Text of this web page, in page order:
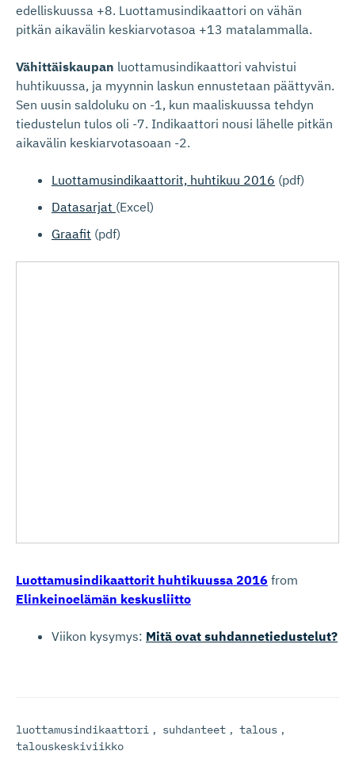
edelliskuussa +8. Luottamusindikaattori on vähän
pitkän aikavälin keskiarvotasoa +13 matalammalla.
Vähittäiskaupan luottamusindikaattori vahvistui
huhtikuussa, ja myynnin laskun ennustetaan päättyvän.
Sen uusin saldoluku on -1, kun maaliskuussa tehdyn
tiedustelun tulos oli -7. Indikaattori nousi lähelle pitkän
aikavälin keskiarvotasoaan -2.
Luottamusindikaattorit, huhtikuu 2016 (pdf)
Datasarjat (Excel)
Graafit (pdf)
Luottamusindikaattorit huhtikuussa 2016 from
Elinkeinoelämän keskusliitto
Viikon kysymys: Mitä ovat suhdannetiedustelut?
luottamusindikaattori , suhdanteet , talous ,
talouskeskiviikko